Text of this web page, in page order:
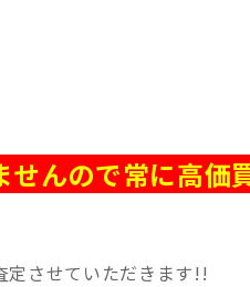
せんので常に高価
定させていただきます!!